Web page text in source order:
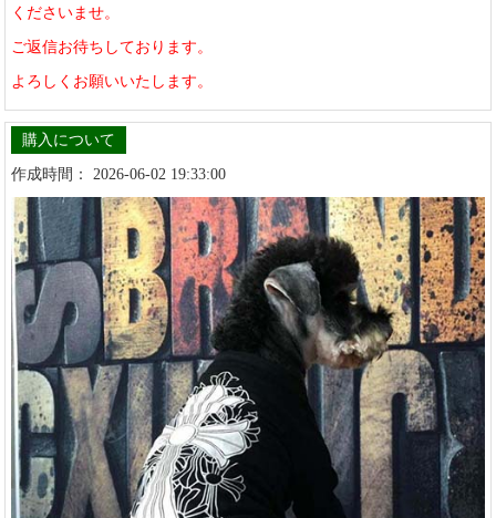
くださいませ。
ご返信お待ちしております。
よろしくお願いいたします。
購入について
作成時間： 2026-06-02 19:33:00